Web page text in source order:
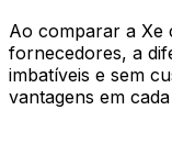
Ao comparar a Xe
fornecedores, a
imbatíveis e sem
vantagens em